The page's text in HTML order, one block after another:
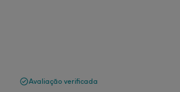
Avaliação verificada